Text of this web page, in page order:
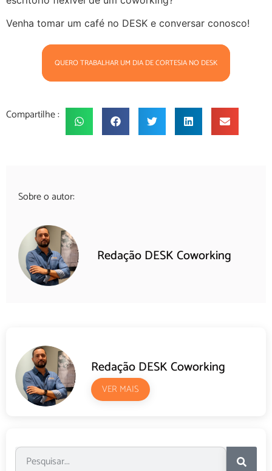
Venha tomar um café no DESK e conversar conosco!
QUERO TRABALHAR UM DIA DE CORTESIA NO DESK
Compartilhe :
Sobre o autor:
Redação DESK Coworking
Redação DESK Coworking
VER MAIS